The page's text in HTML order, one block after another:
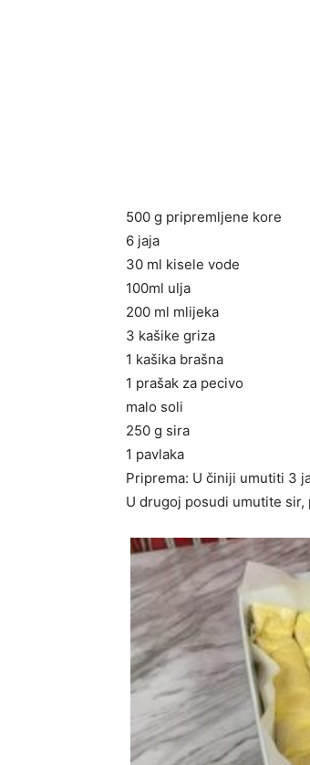
500 g pripremljene kore
6 jaja
30 ml kisele vode
100ml ulja
200 ml mlijeka
3 kašike griza
1 kašika brašna
1 prašak za pecivo
malo soli
250 g sira
1 pavlaka
Priprema: U činiji umutiti 3
U drugoj posudi umutite sir,